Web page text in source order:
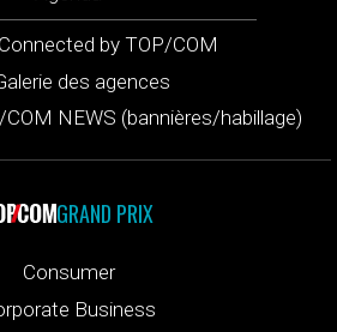
by TOP/COM
des agences
NEWS (bannières/habillage)
GRAND PRIX
Consumer
Business